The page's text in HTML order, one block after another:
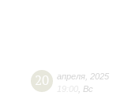
20 апреля 2025
19:00 Вс